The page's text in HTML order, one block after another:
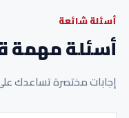
أسئلة شائعة
أسئلة مهمة
إجابات مختصرة تساعدك